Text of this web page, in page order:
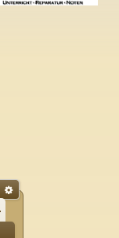
SucheErweiterte Suche